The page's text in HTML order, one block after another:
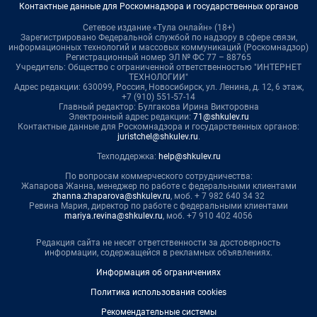
Контактные данные для Роскомнадзора и государственных органов
Сетевое издание «Тула онлайн» (18+)
Зарегистрировано Федеральной службой по надзору в сфере связи,
информационных технологий и массовых коммуникаций (Роскомнадзор)
Регистрационный номер ЭЛ № ФС 77 – 88765
Учредитель: Общество с ограниченной ответственностью "ИНТЕРНЕТ
ТЕХНОЛОГИИ"
Адрес редакции: 630099, Россия, Новосибирск, ул. Ленина, д. 12, 6 этаж,
+7 (910) 551-57-14
Главный редактор: Булгакова Ирина Викторовна
Электронный адрес редакции: 71@shkulev.ru
Контактные данные для Роскомнадзора и государственных органов:
juristchel@shkulev.ru.
Техподдержка: help@shkulev.ru
По вопросам коммерческого сотрудничества:
Жапарова Жанна, менеджер по работе с федеральными клиентами
zhanna.zhaparova@shkulev.ru, моб. + 7 982 640 34 32
Ревина Мария, директор по работе с федеральными клиентами
mariya.revina@shkulev.ru, моб. +7 910 402 4056
Редакция сайта не несет ответственности за достоверность
информации, содержащейся в рекламных объявлениях.
Информация об ограничениях
Политика использования cookies
Рекомендательные системы